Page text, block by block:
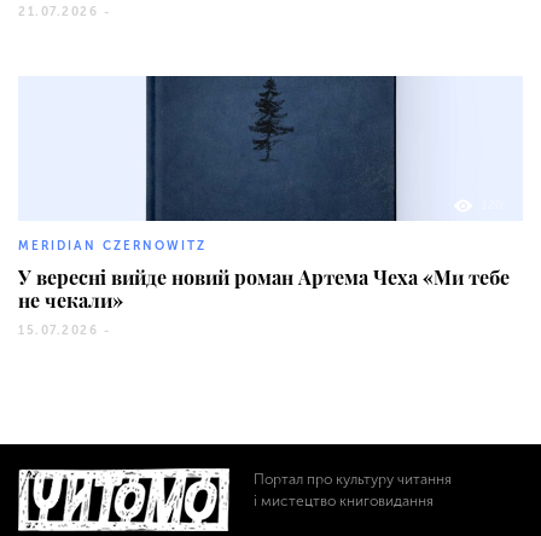
21.07.2026 -
MERIDIAN CZERNOWITZ
У вересні вийде новий роман Артема Чеха «Ми тебе
не чекали»
15.07.2026 -
Портал про культуру читання
і мистецтво книговидання